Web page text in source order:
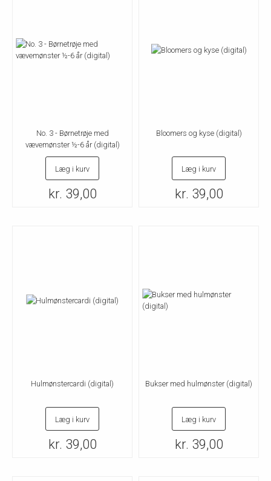
No. 3 - Børnetrøje med
vævemønster ½-6 år (digital)
Læg i kurv
kr. 39,00
Bloomers og kyse (digital)
Læg i kurv
kr. 39,00
Hulmønstercardi (digital)
Læg i kurv
kr. 39,00
Bukser med hulmønster (digital)
Læg i kurv
kr. 39,00